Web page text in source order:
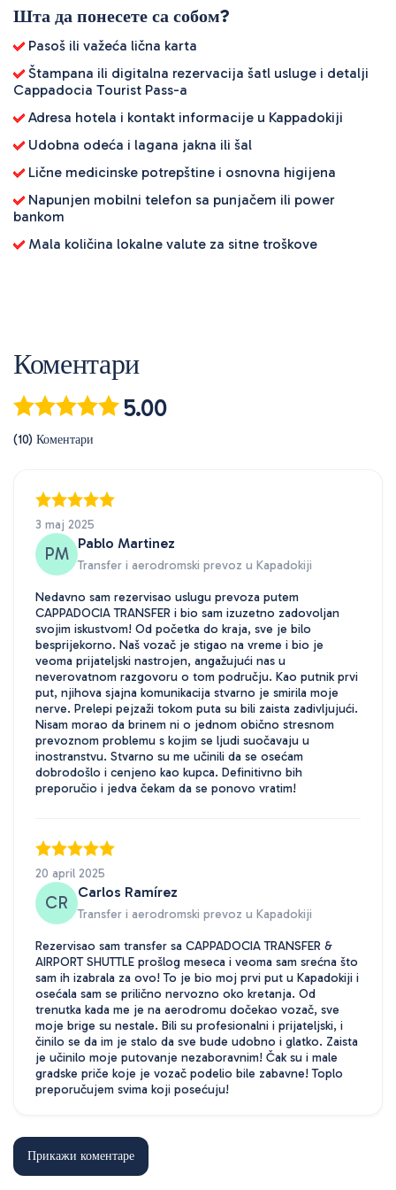
Шта да понесете са собом?
Pasoš ili važeća lična karta
Štampana ili digitalna rezervacija šatl usluge i detalji
Cappadocia Tourist Pass-a
Adresa hotela i kontakt informacije u Kappadokiji
Udobna odeća i lagana jakna ili šal
Lične medicinske potrepštine i osnovna higijena
Napunjen mobilni telefon sa punjačem ili power
bankom
Mala količina lokalne valute za sitne troškove
Коментари
5.00
(10) Коментари
3 maj 2025
PM
Pablo Martinez
Transfer i aerodromski prevoz u Kapadokiji
Nedavno sam rezervisao uslugu prevoza putem
CAPPADOCIA TRANSFER i bio sam izuzetno zadovoljan
svojim iskustvom! Od početka do kraja, sve je bilo
besprijekorno. Naš vozač je stigao na vreme i bio je
veoma prijateljski nastrojen, angažujući nas u
neverovatnom razgovoru o tom području. Kao putnik prvi
put, njihova sjajna komunikacija stvarno je smirila moje
nerve. Prelepi pejzaži tokom puta su bili zaista zadivljujući.
Nisam morao da brinem ni o jednom obično stresnom
prevoznom problemu s kojim se ljudi suočavaju u
inostranstvu. Stvarno su me učinili da se osećam
dobrodošlo i cenjeno kao kupca. Definitivno bih
preporučio i jedva čekam da se ponovo vratim!
20 april 2025
CR
Carlos Ramírez
Transfer i aerodromski prevoz u Kapadokiji
Rezervisao sam transfer sa CAPPADOCIA TRANSFER &
AIRPORT SHUTTLE prošlog meseca i veoma sam srećna što
sam ih izabrala za ovo! To je bio moj prvi put u Kapadokiji i
osećala sam se prilično nervozno oko kretanja. Od
trenutka kada me je na aerodromu dočekao vozač, sve
moje brige su nestale. Bili su profesionalni i prijateljski, i
činilo se da im je stalo da sve bude udobno i glatko. Zaista
je učinilo moje putovanje nezaboravnim! Čak su i male
gradske priče koje je vozač podelio bile zabavne! Toplo
preporučujem svima koji posećuju!
7 decembar 2025
Прикажи коментаре